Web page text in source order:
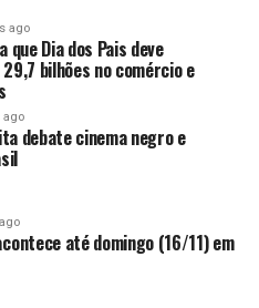
ago
que Dia dos Pais deve
bilhões no comércio e
ago
debate cinema negro e
até domingo (16/11) em